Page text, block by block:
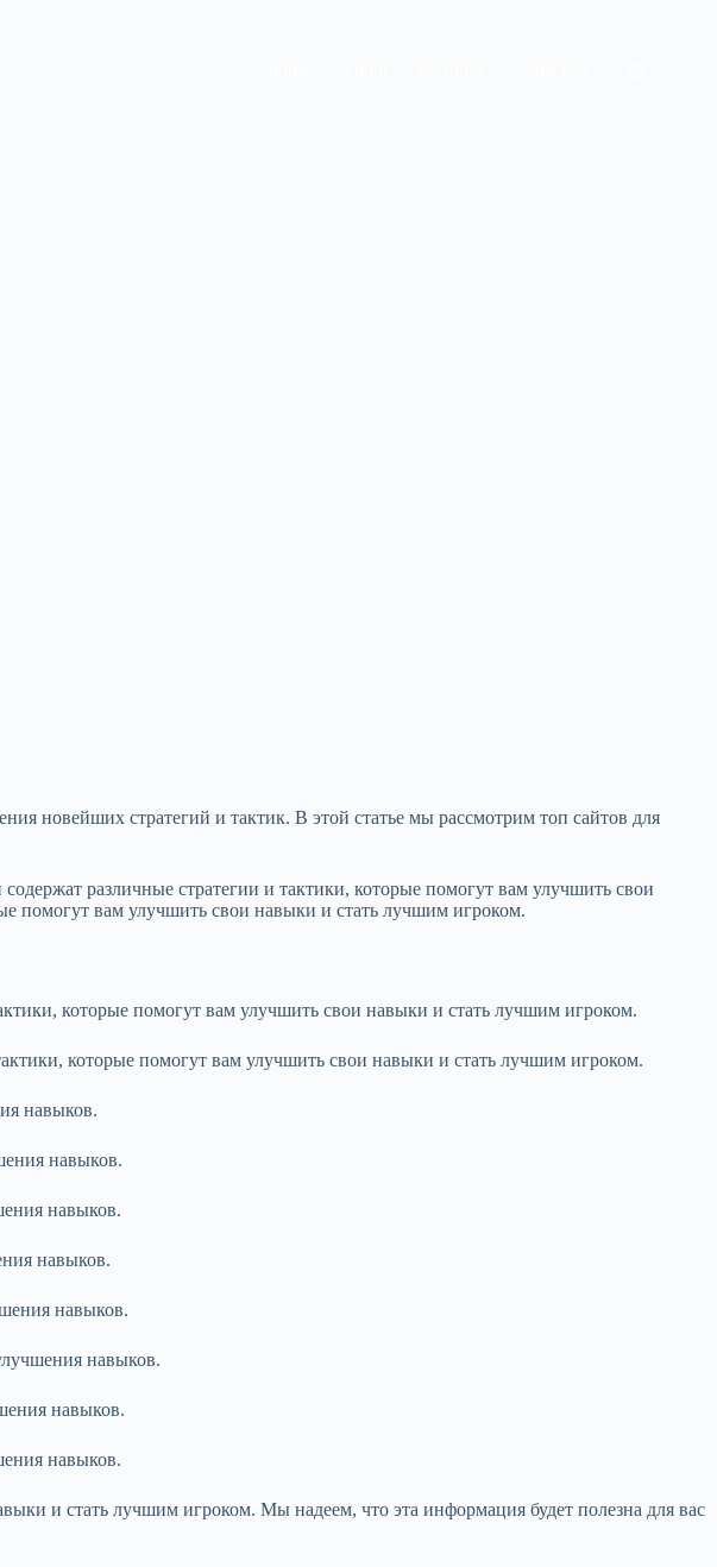
новейших стратегий и тактик. В этой статье мы рассмотрим топ сайтов для
различные стратегии и тактики, которые помогут вам улучшить свои
помогут вам улучшить свои навыки и стать лучшим игроком.
которые помогут вам улучшить свои навыки и стать лучшим игроком.
которые помогут вам улучшить свои навыки и стать лучшим игроком.
навыков.
навыков.
навыков.
навыков.
навыков.
навыков.
навыков.
навыков.
и стать лучшим игроком. Мы надеем, что эта информация будет полезна для вас